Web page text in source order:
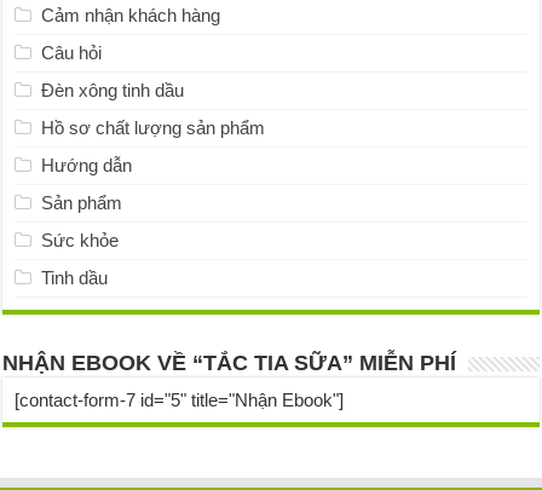
Cảm nhận khách hàng
Câu hỏi
Đèn xông tinh dầu
Hồ sơ chất lượng sản phẩm
Hướng dẫn
Sản phẩm
Sức khỏe
Tinh dầu
NHẬN EBOOK VỀ “TẮC TIA SỮA” MIỄN PHÍ
[contact-form-7 id="5" title="Nhận Ebook"]